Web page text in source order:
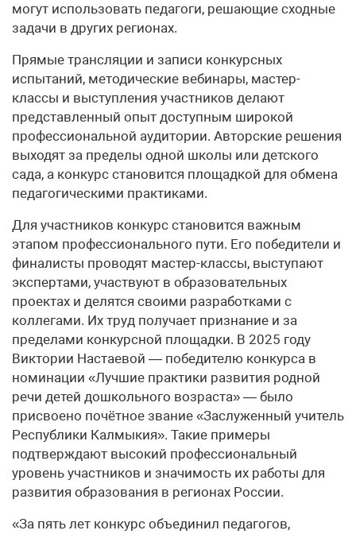
могут использовать педагоги, решающие сходные
задачи в других регионах.
Прямые трансляции и записи конкурсных
испытаний, методические вебинары, мастер-
классы и выступления участников делают
представленный опыт доступным широкой
профессиональной аудитории. Авторские решения
выходят за пределы одной школы или детского
сада, а конкурс становится площадкой для обмена
педагогическими практиками.
Для участников конкурс становится важным
этапом профессионального пути. Его победители и
финалисты проводят мастер-классы, выступают
экспертами, участвуют в образовательных
проектах и делятся своими разработками с
коллегами. Их труд получает признание и за
пределами конкурсной площадки. В 2025 году
Виктории Настаевой — победителю конкурса в
номинации «Лучшие практики развития родной
речи детей дошкольного возраста» — было
присвоено почётное звание «Заслуженный учитель
Республики Калмыкия». Такие примеры
подтверждают высокий профессиональный
уровень участников и значимость их работы для
развития образования в регионах России.
«За пять лет конкурс объединил педагогов,